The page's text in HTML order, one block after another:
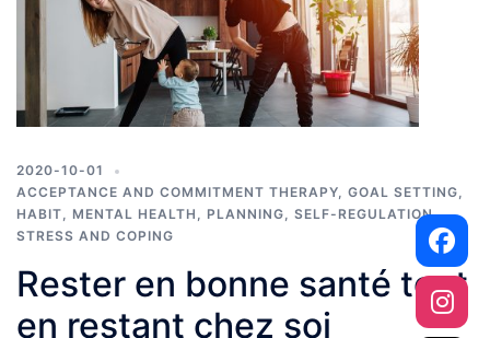
2020-10-01
ACCEPTANCE AND COMMITMENT THERAPY, GOAL SETTING,
HABIT, MENTAL HEALTH , PLANNING, SELF-REGULATION,
STRESS AND COPING
Rester en bonne santé tout
en restant chez soi